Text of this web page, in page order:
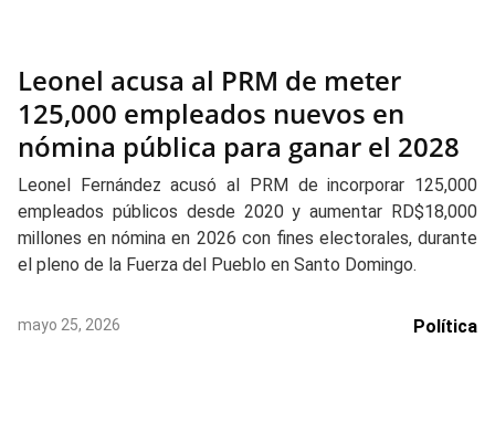
Leonel acusa al PRM de meter
125,000 empleados nuevos en
nómina pública para ganar el 2028
Leonel Fernández acusó al PRM de incorporar 125,000
empleados públicos desde 2020 y aumentar RD$18,000
millones en nómina en 2026 con fines electorales, durante
el pleno de la Fuerza del Pueblo en Santo Domingo.
mayo 25, 2026 Política